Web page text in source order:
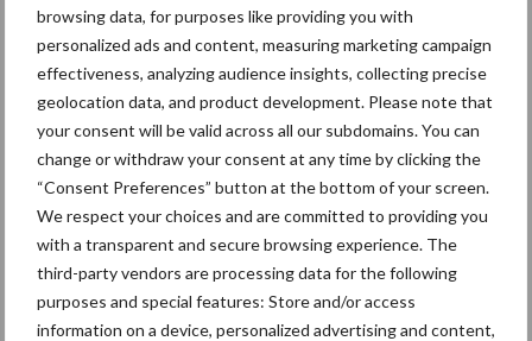
browsing data, for purposes like providing you with
personalized ads and content, measuring marketing campaign
effectiveness, analyzing audience insights, collecting precise
geolocation data, and product development. Please note that
your consent will be valid across all our subdomains. You can
change or withdraw your consent at any time by clicking the
“Consent Preferences” button at the bottom of your screen.
We respect your choices and are committed to providing you
with a transparent and secure browsing experience. The
third-party vendors are processing data for the following
purposes and special features: Store and/or access
information on a device, personalized advertising and content,
Primaire
Sidebar
Recent nieuws Partner nieuws
10 aug
Tot 5 ton per wiel om
Toon meer